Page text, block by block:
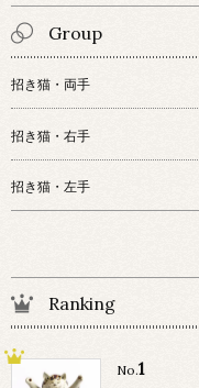
Group
招き猫・両手
招き猫・右手
招き猫・左手
Ranking
No.1